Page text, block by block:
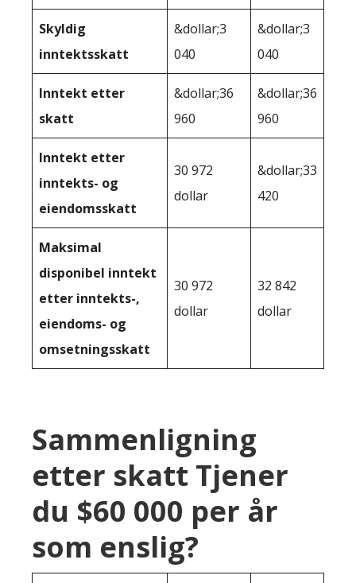
Skyldig
inntektsskatt
&dollar;3
040
&dollar;3
040
Inntekt etter
skatt
&dollar;36
960
&dollar;36
960
Inntekt etter
inntekts- og
eiendomsskatt
30 972
dollar
&dollar;33
420
Maksimal
disponibel inntekt
etter inntekts-,
eiendoms- og
omsetningsskatt
30 972
dollar
32 842
dollar
Sammenligning
etter skatt Tjener
du $60 000 per år
som enslig?